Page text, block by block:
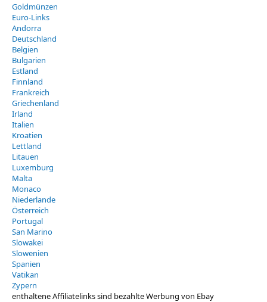
Goldmünzen
Euro-Links
Andorra
Deutschland
Belgien
Bulgarien
Estland
Finnland
Frankreich
Griechenland
Irland
Italien
Kroatien
Lettland
Litauen
Luxemburg
Malta
Monaco
Niederlande
Österreich
Portugal
San Marino
Slowakei
Slowenien
Spanien
Vatikan
Zypern
enthaltene Affiliatelinks sind bezahlte Werbung von Ebay